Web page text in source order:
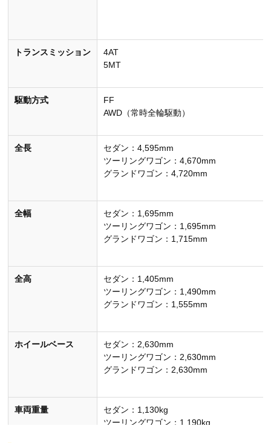
トランスミッション
4AT
5MT
駆動方式
FF
AWD（常時全輪駆動）
全長
セダン：4,595mm
ツーリングワゴン：4,670mm
グランドワゴン：4,720mm
全幅
セダン：1,695mm
ツーリングワゴン：1,695mm
グランドワゴン：1,715mm
全高
セダン：1,405mm
ツーリングワゴン：1,490mm
グランドワゴン：1,555mm
ホイールベース
セダン：2,630mm
ツーリングワゴン：2,630mm
グランドワゴン：2,630mm
車両重量
セダン：1,130kg
ツーリングワゴン：1,190kg